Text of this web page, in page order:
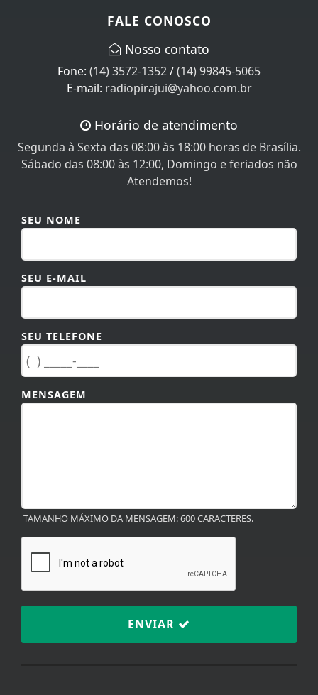
(14) 3572-1352/(14) 99845-5065
E-mail:radiopirajui@yahoo.com.br
Segunda à Sexta das 08:00 às 18:00 horas de Brasília.
Sábado das 08:00 às 12:00, Domingo e feriados não
Atendemos!
SEU E-MAIL
SEU TELEFONE
MENSAGEM
ENVIAR